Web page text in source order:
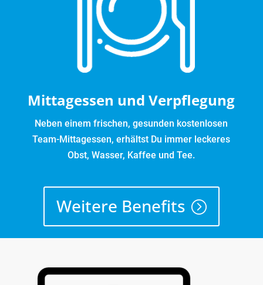
Mittagessen und Verpflegung
Neben einem frischen, gesunden kostenlosen
Team-Mittagessen, erhältst Du immer leckeres
Obst, Wasser, Kaffee und Tee.
Weitere Benefits